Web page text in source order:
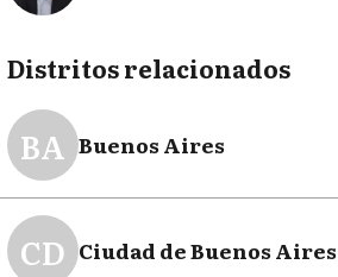
Distritos relacionados
BA Buenos Aires
CD Ciudad de Buenos Aires